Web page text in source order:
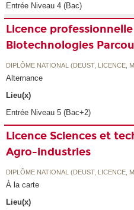
Entrée Niveau 4 (Bac)
Licence
Biotechnologies
DIPLÔME NATIONAL (DEUST, LICENCE,
Alternance
Lieu(x)
Entrée Niveau 5 (Bac+2)
Licence Sciences et
Agro-industries
DIPLÔME NATIONAL (DEUST, LICENCE,
À la carte
Lieu(x)